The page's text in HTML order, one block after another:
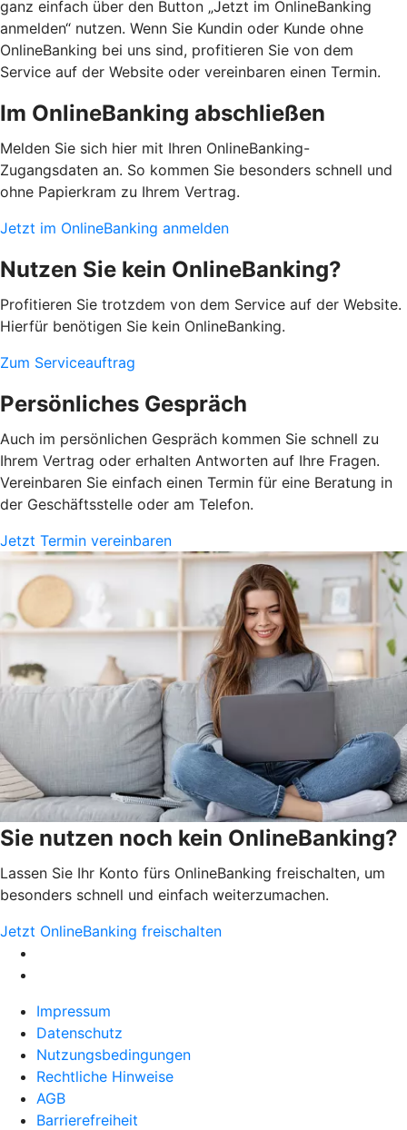
ganz einfach über den Button „Jetzt im OnlineBanking
anmelden“ nutzen. Wenn Sie Kundin oder Kunde ohne
OnlineBanking bei uns sind, profitieren Sie von dem
Service auf der Website oder vereinbaren einen Termin.
Im OnlineBanking abschließen
Melden Sie sich hier mit Ihren OnlineBanking-
Zugangsdaten an. So kommen Sie besonders schnell und
ohne Papierkram zu Ihrem Vertrag.
Jetzt im OnlineBanking anmelden
Nutzen Sie kein OnlineBanking?
Profitieren Sie trotzdem von dem Service auf der Website.
Hierfür benötigen Sie kein OnlineBanking.
Zum Serviceauftrag
Persönliches Gespräch
Auch im persönlichen Gespräch kommen Sie schnell zu
Ihrem Vertrag oder erhalten Antworten auf Ihre Fragen.
Vereinbaren Sie einfach einen Termin für eine Beratung in
der Geschäftsstelle oder am Telefon.
Jetzt Termin vereinbaren
Sie nutzen noch kein OnlineBanking?
Lassen Sie Ihr Konto fürs OnlineBanking freischalten, um
besonders schnell und einfach weiterzumachen.
Jetzt OnlineBanking freischalten
Impressum
Datenschutz
Nutzungsbedingungen
Rechtliche Hinweise
AGB
Barrierefreiheit